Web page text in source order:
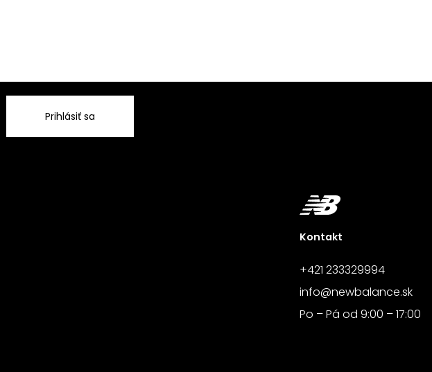
Prihlásiť sa
Kontakt
+421 233329994
info@newbalance.sk
Po – Pá od 9:00 – 17:00